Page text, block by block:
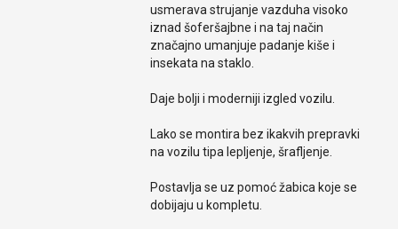
usmerava strujanje vazduha visoko
iznad šoferšajbne i na taj način
značajno umanjuje padanje kiše i
insekata na staklo.
Daje bolji i moderniji izgled vozilu.
Lako se montira bez ikakvih prepravki
na vozilu tipa lepljenje, šrafljenje.
Postavlja se uz pomoć žabica koje se
dobijaju u kompletu.